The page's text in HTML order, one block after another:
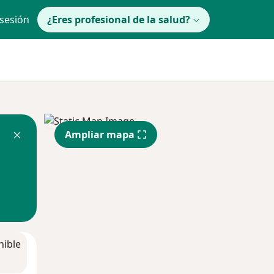
¿Eres profesional de la salud?
Ampliar mapa